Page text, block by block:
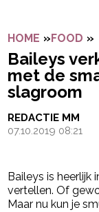
HOME »FOOD »
Baileys
met de
slagroom
REDACTIE MM
07.10.2019 08:21
Baileys is heerlijk
vertellen. Of
Maar nu kun je